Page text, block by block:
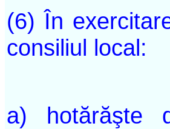
(6) În
consiliul local:
a) hotărăşte